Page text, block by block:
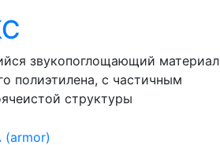
звукопоглощающий материал
полиэтилена, с частичным
структуры